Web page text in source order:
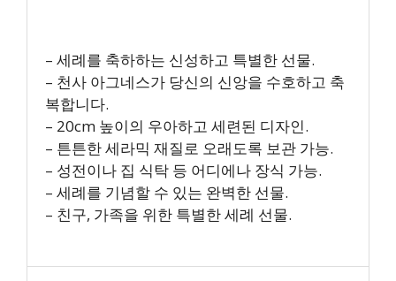
– 세례를 축하하는 신성하고 특별한 선물.
– 천사 아그네스가 당신의 신앙을 수호하고 축
복합니다.
– 20cm 높이의 우아하고 세련된 디자인.
– 튼튼한 세라믹 재질로 오래도록 보관 가능.
– 성전이나 집 식탁 등 어디에나 장식 가능.
– 세례를 기념할 수 있는 완벽한 선물.
– 친구, 가족을 위한 특별한 세례 선물.